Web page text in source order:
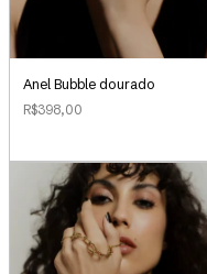
Anel Bubble dourado
R$398,00